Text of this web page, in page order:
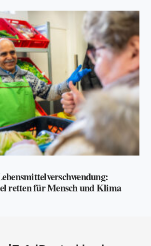
retten für Mensch und Klima